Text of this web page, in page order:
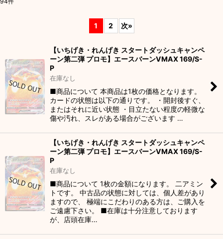
絞り込む
1 2 次»
【いちげき・れんげき スタートダッシュキャンペ
ーン第二弾 プロモ】エースバーンVMAX 169/S-
P
在庫なし
■商品について 本商品は1枚の価格となります。
カードの状態は以下の通りです。 ・開封後すぐ、
またはそれに近い状態 ・目立たない程度の軽微な
傷や汚れ、スレがある場合がございます …
【いちげき・れんげき スタートダッシュキャンペ
ーン第二弾 プロモ】エースバーンVMAX 169/S-
P
在庫なし
■商品について 1枚の金額になります。 二アミン
トです。 中古品の状態に対しては、個人差があり
ますので、 極端にこだわりのある方は、ご購入を
ご遠慮下さい。 ■在庫は十分注意しております
が、店頭在庫…